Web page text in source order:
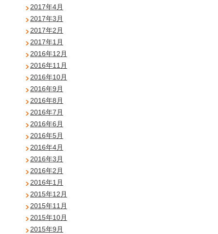
2017年4月
2017年3月
2017年2月
2017年1月
2016年12月
2016年11月
2016年10月
2016年9月
2016年8月
2016年7月
2016年6月
2016年5月
2016年4月
2016年3月
2016年2月
2016年1月
2015年12月
2015年11月
2015年10月
2015年9月